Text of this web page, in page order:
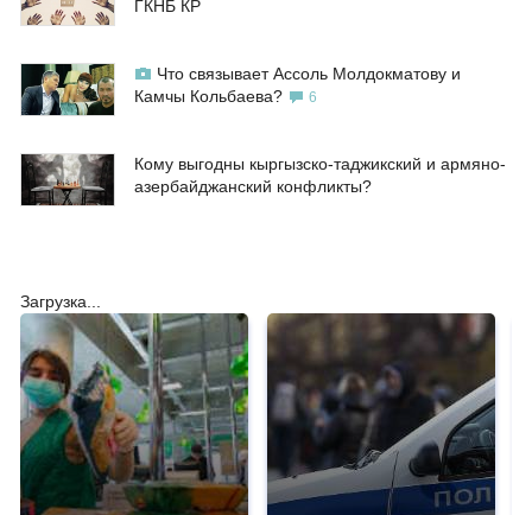
ГКНБ КР
Что связывает Ассоль Молдокматову и
Камчы Кольбаева?
6
Кому выгодны кыргызско-таджикский и армяно-
азербайджанский конфликты?
Загрузка...